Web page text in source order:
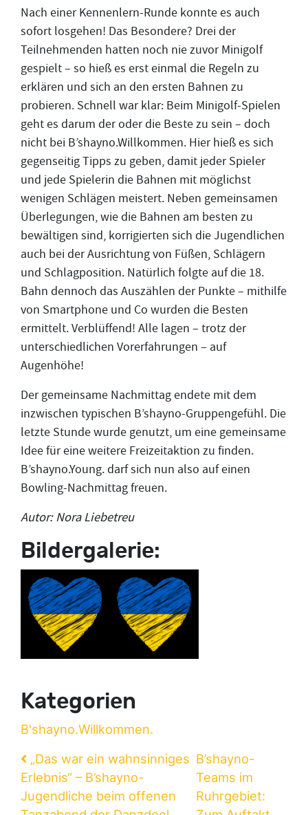
Nach einer Kennenlern-Runde konnte es auch
sofort losgehen! Das Besondere? Drei der
Teilnehmenden hatten noch nie zuvor Minigolf
gespielt – so hieß es erst einmal die Regeln zu
erklären und sich an den ersten Bahnen zu
probieren. Schnell war klar: Beim Minigolf-Spielen
geht es darum der oder die Beste zu sein – doch
nicht bei B’shayno.Willkommen. Hier hieß es sich
gegenseitig Tipps zu geben, damit jeder Spieler
und jede Spielerin die Bahnen mit möglichst
wenigen Schlägen meistert. Neben gemeinsamen
Überlegungen, wie die Bahnen am besten zu
bewältigen sind, korrigierten sich die Jugendlichen
auch bei der Ausrichtung von Füßen, Schlägern
und Schlagposition. Natürlich folgte auf die 18.
Bahn dennoch das Auszählen der Punkte – mithilfe
von Smartphone und Co wurden die Besten
ermittelt. Verblüffend! Alle lagen – trotz der
unterschiedlichen Vorerfahrungen – auf
Augenhöhe!
Der gemeinsame Nachmittag endete mit dem
inzwischen typischen B’shayno-Gruppengefühl. Die
letzte Stunde wurde genutzt, um eine gemeinsame
Idee für eine weitere Freizeitaktion zu finden.
B’shayno.Young. darf sich nun also auf einen
Bowling-Nachmittag freuen.
Autor: Nora Liebetreu
Bildergalerie:
Kategorien
B'shayno.Willkommen.
Beitragsnavigation
„Das war ein wahnsinniges
Erlebnis“ – B’shayno-
Jugendliche beim offenen
B’shayno-
Teams im
Ruhrgebiet: